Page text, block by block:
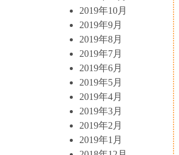
2019年10月
2019年9月
2019年8月
2019年7月
2019年6月
2019年5月
2019年4月
2019年3月
2019年2月
2019年1月